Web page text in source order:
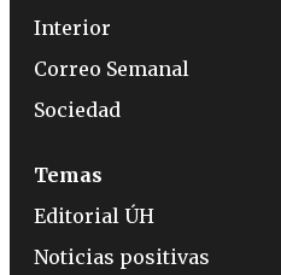
Interior
Correo Semanal
Sociedad
Temas
Editorial ÚH
Noticias positivas